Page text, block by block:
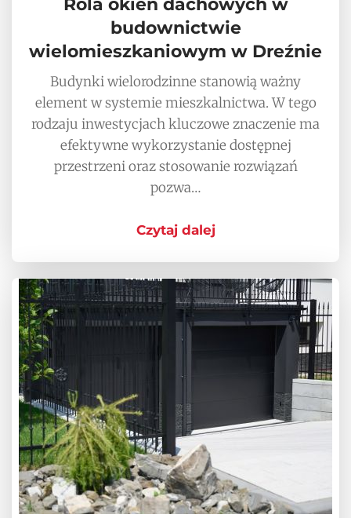
Rola okien dachowych w
budownictwie
wielomieszkaniowym w Dreźnie
Budynki wielorodzinne stanowią ważny
element w systemie mieszkalnictwa. W tego
rodzaju inwestycjach kluczowe znaczenie ma
efektywne wykorzystanie dostępnej
przestrzeni oraz stosowanie rozwiązań
pozwa…
Czytaj dalej